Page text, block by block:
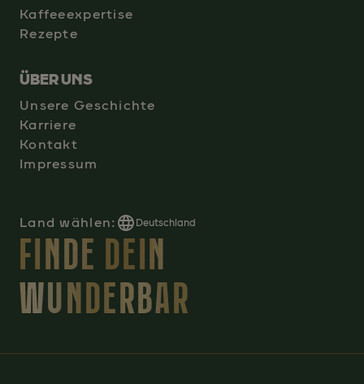
Kaffeeexpertise
Rezepte
ÜBER UNS
Unsere Geschichte
Karriere
Kontakt
Impressum
Land wählen: Deutschland
FINDE DEIN
WUNDERBAR